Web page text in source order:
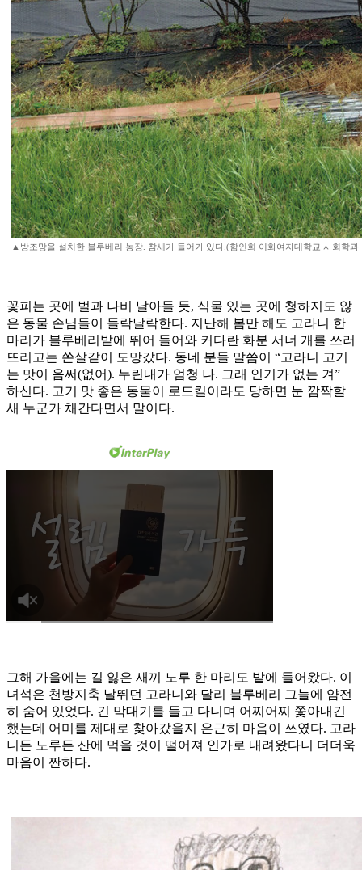
▲방조망을 설치한 블루베리 농장. 참새가 들어가 있다.(함인희 이화여자대학교 사회학과
꽃피는 곳에 벌과 나비 날아들 듯, 식물 있는 곳에 청하지도 않
은 동물 손님들이 들락날락한다. 지난해 봄만 해도 고라니 한
마리가 블루베리밭에 뛰어 들어와 커다란 화분 서너 개를 쓰러
뜨리고는 쏜살같이 도망갔다. 동네 분들 말씀이 “고라니 고기
는 맛이 음써(없어). 누린내가 엄청 나. 그래 인기가 없는 겨”
하신다. 고기 맛 좋은 동물이 로드킬이라도 당하면 눈 깜짝할
새 누군가 채간다면서 말이다.
그해 가을에는 길 잃은 새끼 노루 한 마리도 밭에 들어왔다. 이
녀석은 천방지축 날뛰던 고라니와 달리 블루베리 그늘에 얌전
히 숨어 있었다. 긴 막대기를 들고 다니며 어찌어찌 쫓아내긴
했는데 어미를 제대로 찾아갔을지 은근히 마음이 쓰였다. 고라
니든 노루든 산에 먹을 것이 떨어져 인가로 내려왔다니 더더욱
마음이 짠하다.